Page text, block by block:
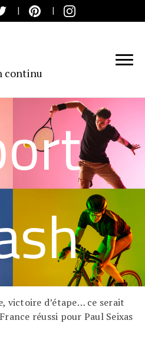
continu
victoire d’étape… ce serait
réussi pour Paul Seixas